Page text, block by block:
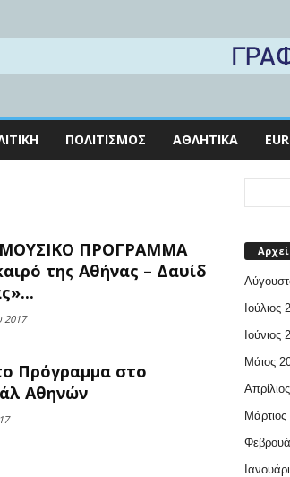
ΠΟΛΙΤΙΣΜΌΣ ΑΘΛΗΤΙΚΆ
ΜΟΥΣΙΚΟ ΠΡΟΓΡΑΜΜΑ
της Αθήνας – Δαυίδ
2017
Πρόγραμμα στο
Αθηνών
Ιούλιος
Ιούνιος
Μάιος
Μάρτιος